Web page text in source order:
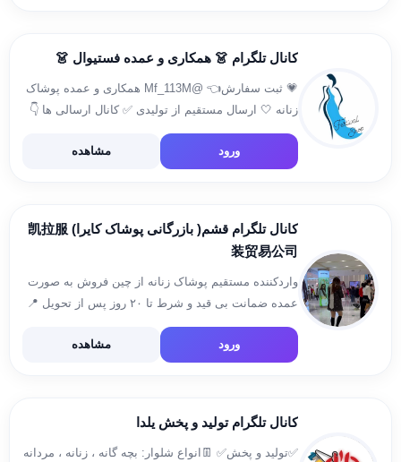
کانال تلگرام 👗 همکاری و عمده فستیوال 👗
💗 ثبت سفارش👈 @Mf_113M همکاری و عمده پوشاک
زنانه 🤍 ارسال مستقیم از تولیدی ✅ کانال ارسالی ها 👇
https://t.me/ersalihayposti
ورود
مشاهده
کانال تلگرام قشم( بازرگانی پوشاک کایرا) 凯拉服
装贸易公司
واردکننده مستقیم پوشاک زنانه از چین فروش به صورت
عمده ضمانت بی قید و شرط‌ تا ۲۰ روز پس از تحویل 📍
شعبه مرکزی‌: درگهانِ قشم‌، پاساژ قصر، طبقه اول، پلاک
ورود مشاهده
کانال تلگرام تولید و پخش یلدا
✅تولید و پخش✅ 👖انواع شلوار: بچه گانه ، زنانه ، مردانه